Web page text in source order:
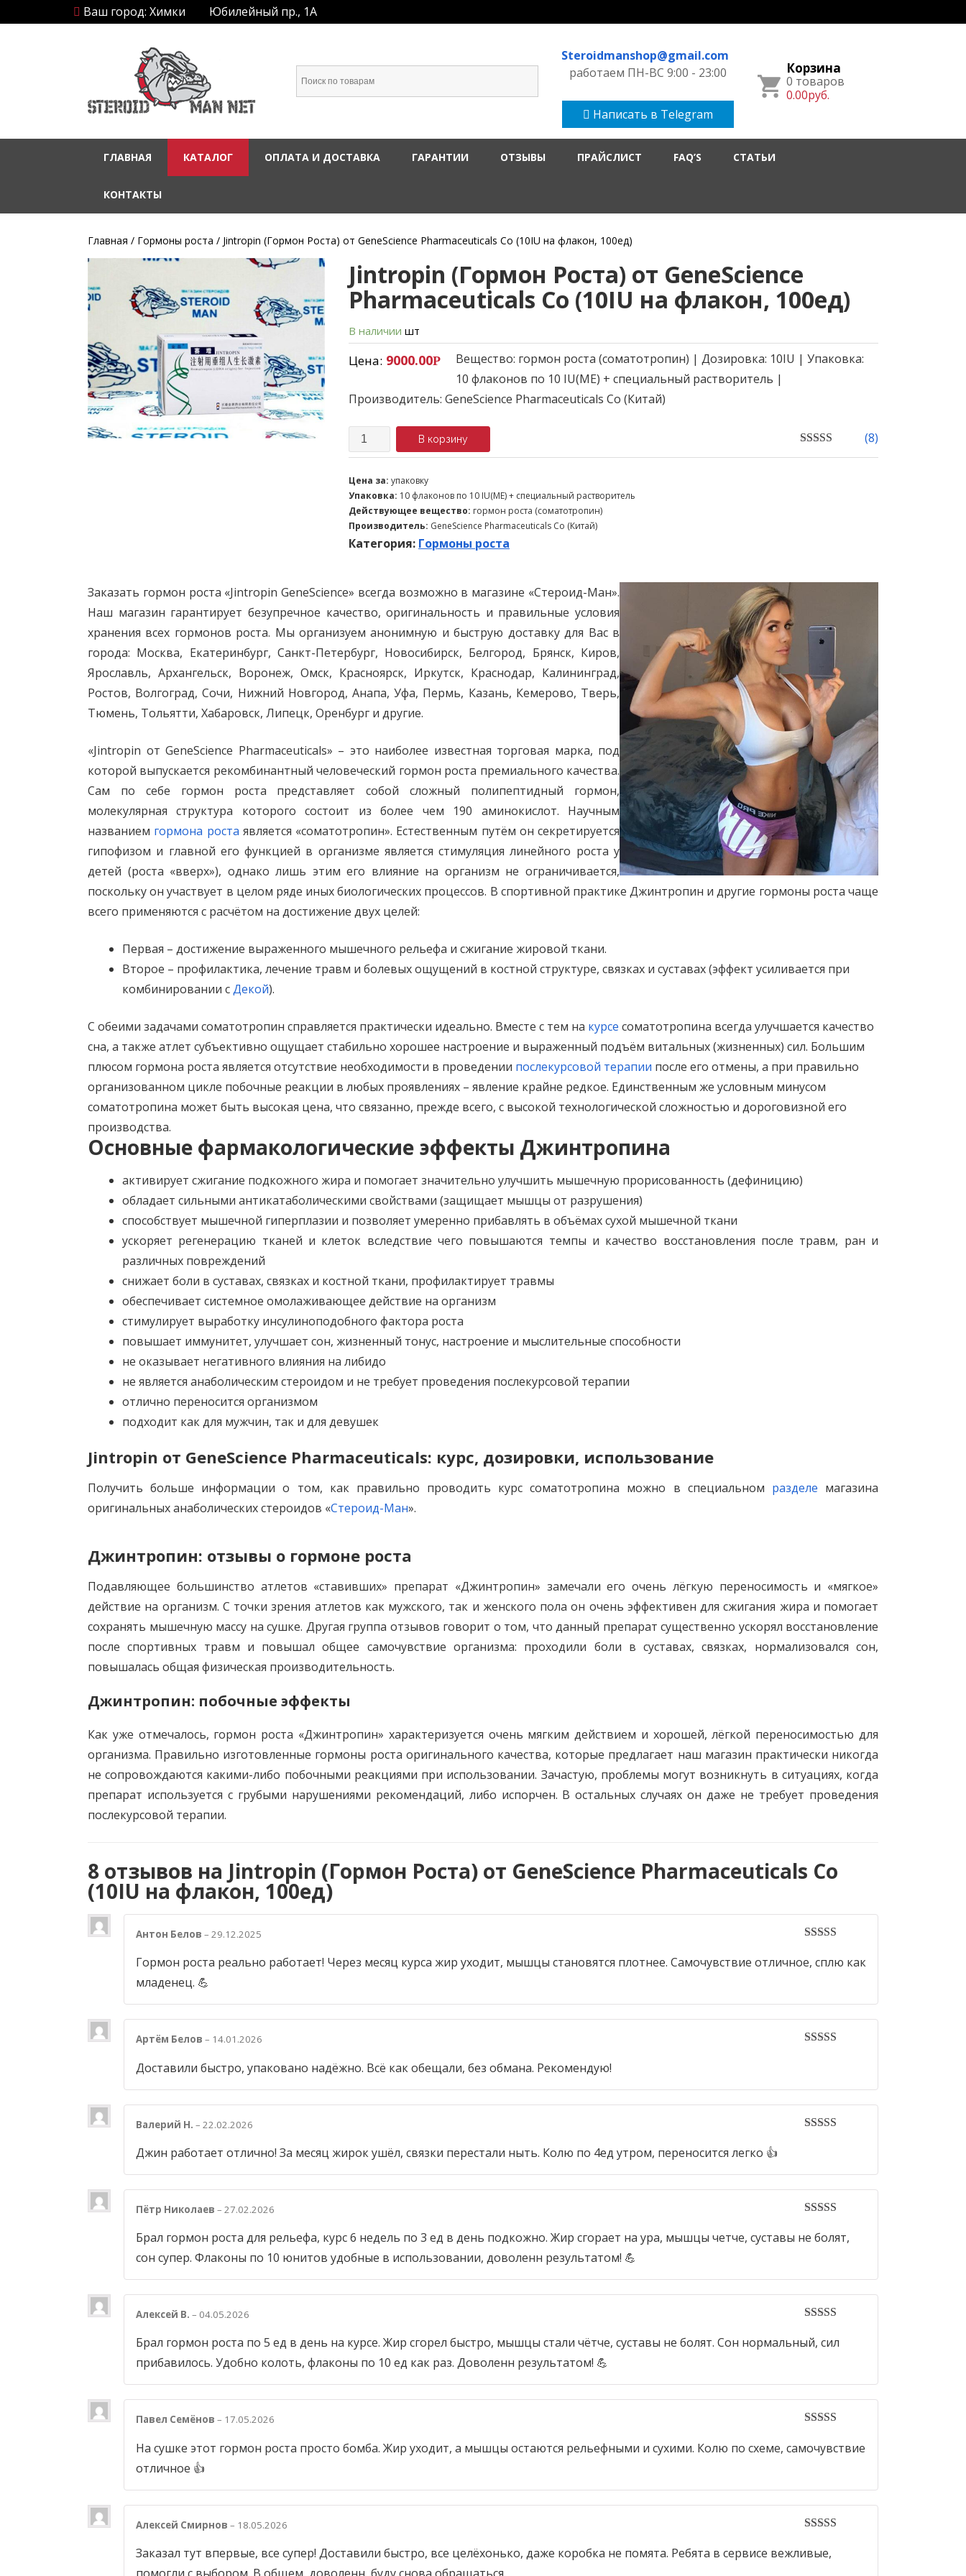
Ваш город: Химки Юбилейный пр., 1А
Steroidmanshop@gmail.com
работаем ПН-ВС 9:00 - 23:00
Написать в Telegram
Корзина
0 товаров
0.00руб.
ГЛАВНАЯ КАТАЛОГ ОПЛАТА И ДОСТАВКА ГАРАНТИИ ОТЗЫВЫ ПРАЙСЛИСТ FAQ’S СТАТЬИ
КОНТАКТЫ
Главная / Гормоны роста / Jintropin (Гормон Роста) от GeneScience Pharmaceuticals Co (10IU на флакон, 100ед)
Jintropin (Гормон Роста) от GeneScience
Pharmaceuticals Co (10IU на флакон, 100ед)
В наличии шт
Цена: 9000.00Р
Вещество: гормон роста (соматотропин) | Дозировка: 10IU | Упаковка:
10 флаконов по 10 IU(ME) + специальный растворитель |
Производитель: GeneScience Pharmaceuticals Co (Китай)
Количество В корзину
4.86out of 5
(8)
Цена за: упаковку
Упаковка: 10 флаконов по 10 IU(ME) + специальный растворитель
Действующее вещество: гормон роста (соматотропин)
Производитель: GeneScience Pharmaceuticals Co (Китай)
Категория: Гормоны роста
Заказать гормон роста «Jintropin GeneScience» всегда возможно в магазине «Стероид-Ман».
Наш магазин гарантирует безупречное качество, оригинальность и правильные условия
хранения всех гормонов роста. Мы организуем анонимную и быструю доставку для Вас в
города: Москва, Екатеринбург, Санкт-Петербург, Новосибирск, Белгород, Брянск, Киров,
Ярославль, Архангельск, Воронеж, Омск, Красноярск, Иркутск, Краснодар, Калининград,
Ростов, Волгоград, Сочи, Нижний Новгород, Анапа, Уфа, Пермь, Казань, Кемерово, Тверь,
Тюмень, Тольятти, Хабаровск, Липецк, Оренбург и другие.
«Jintropin от GeneScience Pharmaceuticals» – это наиболее известная торговая марка, под
которой выпускается рекомбинантный человеческий гормон роста премиального качества.
Сам по себе гормон роста представляет собой сложный полипептидный гормон,
молекулярная структура которого состоит из более чем 190 аминокислот. Научным
названием гормона роста является «соматотропин». Естественным путём он секретируется
гипофизом и главной его функцией в организме является стимуляция линейного роста у
детей (роста «вверх»), однако лишь этим его влияние на организм не ограничивается,
поскольку он участвует в целом ряде иных биологических процессов. В спортивной практике Джинтропин и другие гормоны роста чаще
всего применяются с расчётом на достижение двух целей:
Первая – достижение выраженного мышечного рельефа и сжигание жировой ткани.
Второе – профилактика, лечение травм и болевых ощущений в костной структуре, связках и суставах (эффект усиливается при
комбинировании сДекой).
С обеими задачами соматотропин справляется практически идеально. Вместе с тем на курсе соматотропина всегда улучшается качество
сна, а также атлет субъективно ощущает стабильно хорошее настроение и выраженный подъём витальных (жизненных) сил. Большим
плюсом гормона роста является отсутствие необходимости в проведении послекурсовой терапии после его отмены, а при правильно
организованном цикле побочные реакции в любых проявлениях – явление крайне редкое. Единственным же условным минусом
соматотропина может быть высокая цена, что связанно, прежде всего, с высокой технологической сложностью и дороговизной его
производства.
Основные фармакологические эффекты Джинтропина
активирует сжигание подкожного жира и помогает значительно улучшить мышечную прорисованность (дефиницию)
обладает сильными антикатаболическими свойствами (защищает мышцы от разрушения)
способствует мышечной гиперплазии и позволяет умеренно прибавлять в объёмах сухой мышечной ткани
ускоряет регенерацию тканей и клеток вследствие чего повышаются темпы и качество восстановления после травм, ран и
различных повреждений
снижает боли в суставах, связках и костной ткани, профилактирует травмы
обеспечивает системное омолаживающее действие на организм
стимулирует выработку инсулиноподобного фактора роста
повышает иммунитет, улучшает сон, жизненный тонус, настроение и мыслительные способности
не оказывает негативного влияния на либидо
не является анаболическим стероидом и не требует проведения послекурсовой терапии
отлично переносится организмом
подходит как для мужчин, так и для девушек
Jintropin от GeneScience Pharmaceuticals: курс, дозировки, использование
Получить больше информации о том, как правильно проводить курс соматотропина можно в специальном разделе магазина
оригинальных анаболических стероидов «Стероид-Ман».
Джинтропин: отзывы о гормоне роста
Подавляющее большинство атлетов «ставивших» препарат «Джинтропин» замечали его очень лёгкую переносимость и «мягкое»
действие на организм. С точки зрения атлетов как мужского, так и женского пола он очень эффективен для сжигания жира и помогает
сохранять мышечную массу на сушке. Другая группа отзывов говорит о том, что данный препарат существенно ускорял восстановление
после спортивных травм и повышал общее самочувствие организма: проходили боли в суставах, связках, нормализовался сон,
повышалась общая физическая производительность.
Джинтропин: побочные эффекты
Как уже отмечалось, гормон роста «Джинтропин» характеризуется очень мягким действием и хорошей, лёгкой переносимостью для
организма. Правильно изготовленные гормоны роста оригинального качества, которые предлагает наш магазин практически никогда
не сопровождаются какими-либо побочными реакциями при использовании. Зачастую, проблемы могут возникнуть в ситуациях, когда
препарат используется с грубыми нарушениями рекомендаций, либо испорчен. В остальных случаях он даже не требует проведения
послекурсовой терапии.
8 отзывов на Jintropin (Гормон Роста) от GeneScience Pharmaceuticals Co
(10IU на флакон, 100ед)
Антон Белов – 29.12.2025
Гормон роста реально работает! Через месяц курса жир уходит, мышцы становятся плотнее. Самочувствие отличное, сплю как
младенец. 💪
Артём Белов – 14.01.2026
Доставили быстро, упаковано надёжно. Всё как обещали, без обмана. Рекомендую!
Валерий Н. – 22.02.2026
Джин работает отлично! За месяц жирок ушёл, связки перестали ныть. Колю по 4ед утром, переносится легко 👍
Пётр Николаев – 27.02.2026
Брал гормон роста для рельефа, курс 6 недель по 3 ед в день подкожно. Жир сгорает на ура, мышцы четче, суставы не болят,
сон супер. Флаконы по 10 юнитов удобные в использовании, доволенн результатом! 💪
Алексей В. – 04.05.2026
Брал гормон роста по 5 ед в день на курсе. Жир сгорел быстро, мышцы стали чётче, суставы не болят. Сон нормальный, сил
прибавилось. Удобно колоть, флаконы по 10 ед как раз. Доволенн результатом! 💪
Павел Семёнов – 17.05.2026
На сушке этот гормон роста просто бомба. Жир уходит, а мышцы остаются рельефными и сухими. Колю по схеме, самочувствие
отличное 👍
Алексей Смирнов – 18.05.2026
Заказал тут впервые, все супер! Доставили быстро, все целёхонько, даже коробка не помята. Ребята в сервисе вежливые,